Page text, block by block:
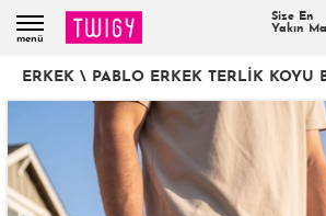
menü
Size En
Yakın
ERKEK \ PABLO ERKEK TERLIK KOYU